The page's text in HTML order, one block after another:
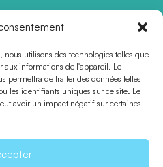
nous utilisons des technologies telles que
aux informations de l'appareil. Le
permettra de traiter des données telles
les identifiants uniques sur ce site. Le
avoir un impact négatif sur certaines